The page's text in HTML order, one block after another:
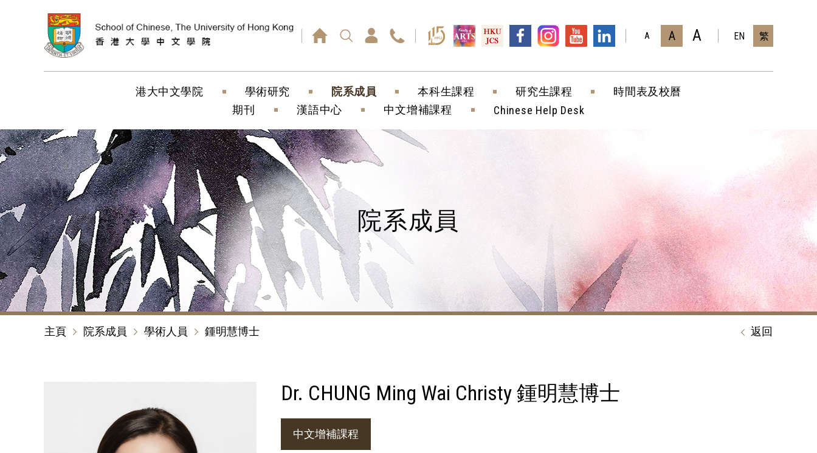
A A A EN 繁
港大中文學院 學術研究 院系成員 本科生課程 研究生課程
時間表及校曆
期刊
漢語中心 中文增補課程 Chinese Help Desk
院系成員
主頁 院系成員 學術人員 鍾明慧博士 返回
Dr. CHUNG Ming Wai Christy 鍾明慧博士
中文增補課程